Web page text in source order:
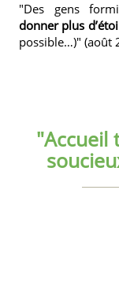
"Des gens
donner plus
possible…)" (août
"Accueil